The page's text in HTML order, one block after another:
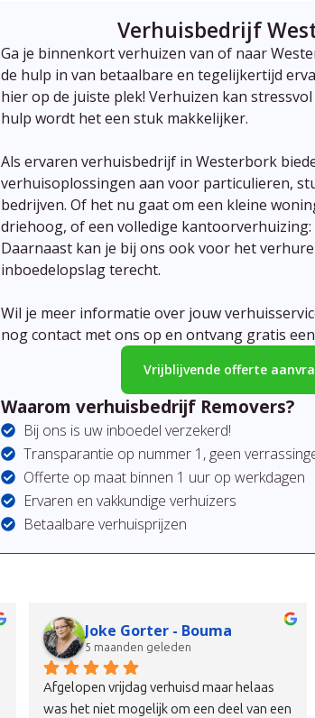
Verhuisbedrijf
Ga je binnenkort verhuizen van of naar
de hulp in van betaalbare en tegelijkertijd
hier op de juiste plek! Verhuizen kan stressvol
hulp wordt heteen stuk makkelijker.
Als ervaren verhuisbedrijf in Westerbork
verhuisoplossingen aan voor particulieren,
bedrijven. Of het nu gaatom een kleine
driehoog, ofeen volledige kantoorverhuizing:
Daarnaast kan je bij ons ook voor het
inboedelopslag terecht.
Wil je meer informatie over jouw
nog contact met ons op en ontvang gratis
Vrijblijvende offerte
Waarom verhuisbedrijf Removers?
Bij ons is uw inboedel verzekerd!
Transparantie op nummer 1, geen
Offerte op maat binnen 1 uur op werkdagen
Ervaren en vakkundige verhuizers
Betaalbare verhuisprijzen
Joke Gorter - Bouma
5 maanden geleden
Afgelopen vrijdag verhuisd maar helaas
was het niet mogelijk om een deel van een